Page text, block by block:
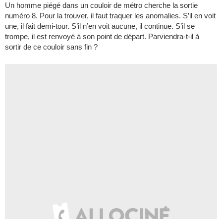
Un homme piégé dans un couloir de métro cherche la sortie
numéro 8. Pour la trouver, il faut traquer les anomalies. S’il en voit
une, il fait demi-tour. S’il n’en voit aucune, il continue. S’il se
trompe, il est renvoyé à son point de départ. Parviendra-t-il à
sortir de ce couloir sans fin ?